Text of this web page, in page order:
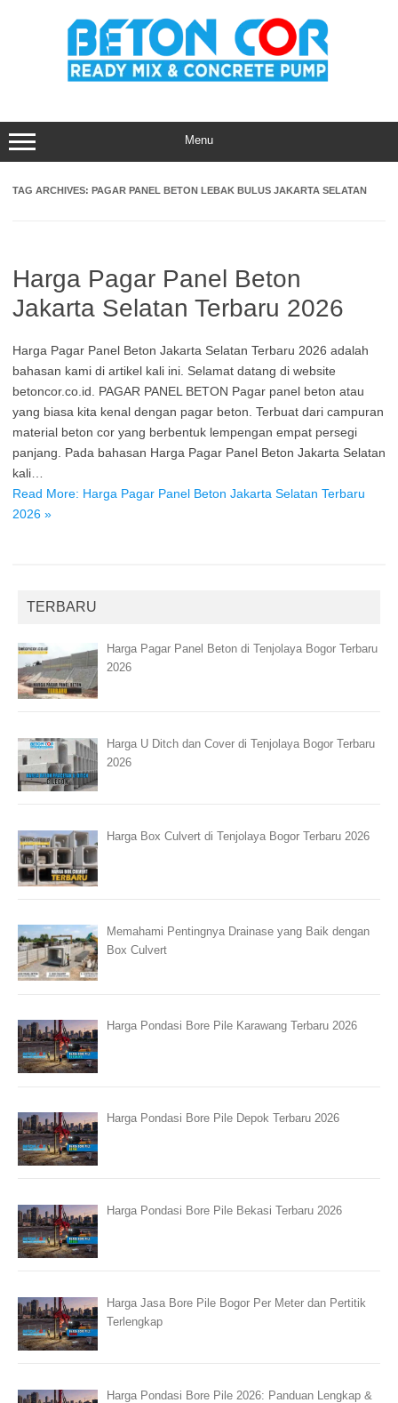
Menu
TAG ARCHIVES: PAGAR PANEL BETON LEBAK BULUS JAKARTA SELATAN
Harga Pagar Panel Beton
Jakarta Selatan Terbaru 2026
Harga Pagar Panel Beton Jakarta Selatan Terbaru 2026 adalah
bahasan kami di artikel kali ini. Selamat datang di website
betoncor.co.id. PAGAR PANEL BETON Pagar panel beton atau
yang biasa kita kenal dengan pagar beton. Terbuat dari campuran
material beton cor yang berbentuk lempengan empat persegi
panjang. Pada bahasan Harga Pagar Panel Beton Jakarta Selatan
kali…
Read More: Harga Pagar Panel Beton Jakarta Selatan Terbaru
2026 »
TERBARU
Harga Pagar Panel Beton di Tenjolaya Bogor Terbaru
2026
Harga U Ditch dan Cover di Tenjolaya Bogor Terbaru
2026
Harga Box Culvert di Tenjolaya Bogor Terbaru 2026
Memahami Pentingnya Drainase yang Baik dengan
Box Culvert
Harga Pondasi Bore Pile Karawang Terbaru 2026
Harga Pondasi Bore Pile Depok Terbaru 2026
Harga Pondasi Bore Pile Bekasi Terbaru 2026
Harga Jasa Bore Pile Bogor Per Meter dan Pertitik
Terlengkap
Harga Pondasi Bore Pile 2026: Panduan Lengkap &